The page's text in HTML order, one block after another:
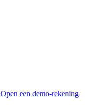
Open een demo-rekening